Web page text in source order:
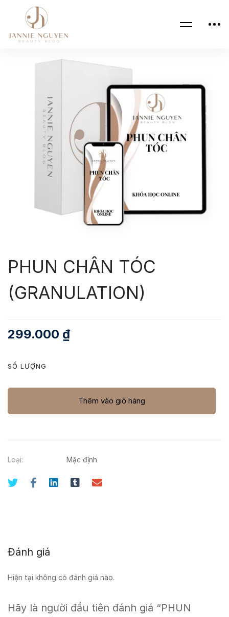
PHUN CHÂN TÓC
(GRANULATION)
299.000 ₫
SỐ LƯỢNG
Thêm vào giỏ hàng
Loại: Mặc định
Đánh giá
Hiện tại không có đánh giá nào.
Hãy là người đầu tiên đánh giá “PHUN